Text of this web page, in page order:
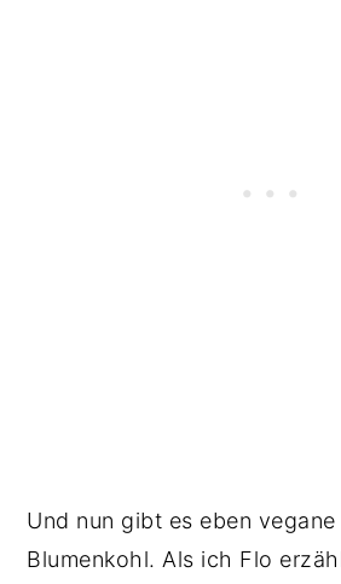
Und nun gibt es eben
Blumenkohl. Als ich Flo